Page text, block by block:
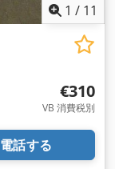
1 / 11
€310
VB 消費税別
電話する